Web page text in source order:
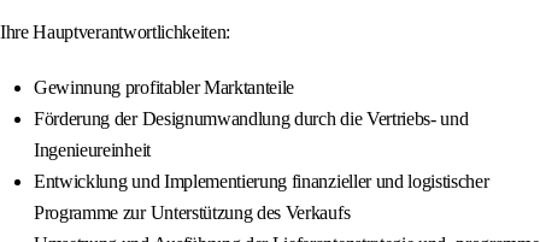
Ihre Hauptverantwortlichkeiten:
Gewinnung profitabler Marktanteile
Förderung der Designumwandlung durch die Vertriebs- und
Ingenieureinheit
Entwicklung und Implementierung finanzieller und logistischer
Programme zur Unterstützung des Verkaufs